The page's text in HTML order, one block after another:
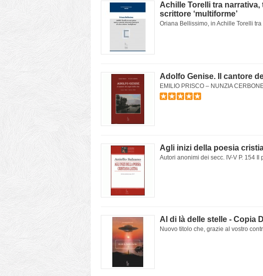
Achille Torelli tra
scrittore ‘multiforme’
Oriana Bellissimo, in Achille Torelli
Adolfo Genise. Il cantore
EMILIO PRISCO – NUNZIA
Agli inizi della poesia
Autori anonimi dei secc. IV-V P. 154
Al di là delle stelle - Copia
Nuovo titolo che, grazie al vostro